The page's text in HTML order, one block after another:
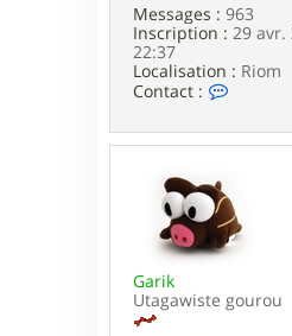
Messages : 963
Inscription : 29 avr.
22:37
Localisation : Riom
Contact :
t
t
e
r
T
k
i
Garik
Utagawiste gourou